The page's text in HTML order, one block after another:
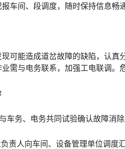
车间、段调度，随时保持信息畅通
可能造成道岔故障的缺陷，认真
需与电务联系，加强工电联调。
车务、电务共同试验确认故障消
责人向车间、设备管理单位调度